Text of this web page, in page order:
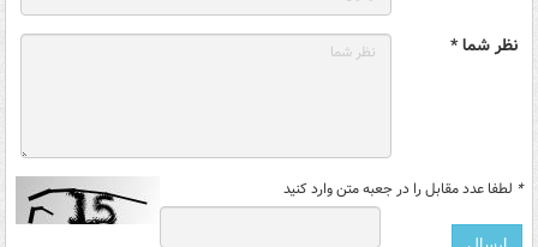
نظر شما *
* لطفا عدد مقابل را در جعبه متن وارد کنید